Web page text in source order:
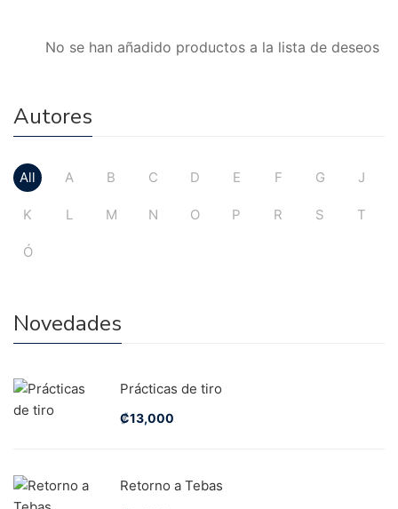
No se han añadido productos a la lista de deseos
Autores
All A B C D E F G J
K L M N O P R S T
Ó
Novedades
Prácticas de tiro
₡13,000
Retorno a Tebas